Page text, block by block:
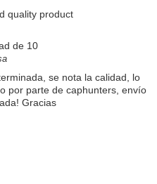
quality product
de 10
se nota la calidad, lo
por parte de caphunters, envío
Gracias